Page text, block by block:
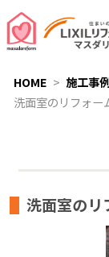
HOME
施工事例
洗面室のリフォー
洗面室のリ